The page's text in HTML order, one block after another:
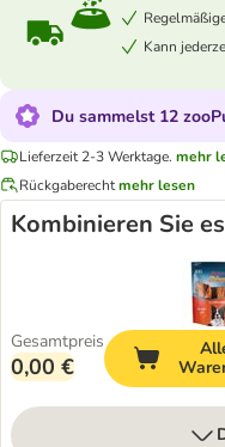
Kann
Du sammelst 12
Lieferzeit 2-3 Werktage. mehr
Rückgaberechtmehr lesen
Kombinieren Sie
Gesamtpreis
0,00 €